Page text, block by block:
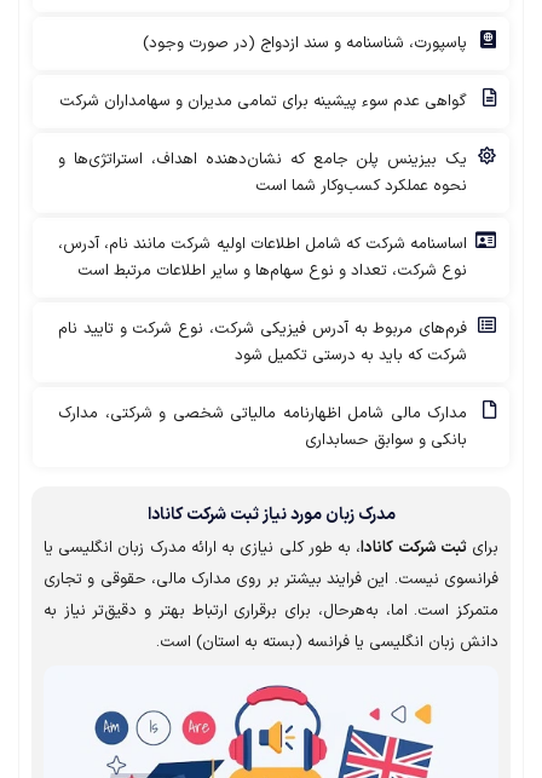
پاسپورت، شناسنامه و سند ازدواج (در صورت وجود)
گواهی عدم سوء پیشینه برای تمامی مدیران و سهامداران شرکت
یک بیزینس پلن جامع که نشان‌دهنده اهداف، استراتژی‌ها و
نحوه عملکرد کسب‌وکار شما است
اساسنامه شرکت که شامل اطلاعات اولیه شرکت مانند نام، آدرس،
نوع شرکت، تعداد و نوع سهام‌ها و سایر اطلاعات مرتبط است
فرم‌های مربوط به آدرس فیزیکی شرکت، نوع شرکت و تایید نام
شرکت که باید به درستی تکمیل شود
مدارک مالی شامل اظهارنامه مالیاتی شخصی و شرکتی، مدارک
بانکی و سوابق حسابداری
مدرک زبان مورد نیاز ثبت شرکت کانادا
برایثبت شرکت کانادا، به طور کلی نیازی به ارائه مدرک زبان انگلیسی یا
فرانسوی نیست. این فرایند بیشتر بر روی مدارک مالی، حقوقی و تجاری
متمرکز است. اما، به‌هرحال، برای برقراری ارتباط بهتر و دقیق‌تر نیاز به
دانش زبان انگلیسی یا فرانسه (بسته به استان) است.